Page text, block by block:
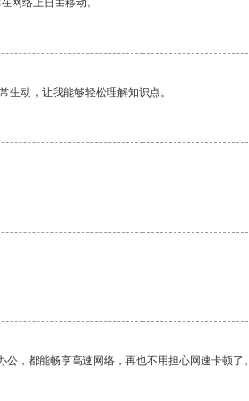
网络上自由移动。
动，让我能够轻松理解知识点。
，都能畅享高速网络，再也不用担心网速卡顿了。